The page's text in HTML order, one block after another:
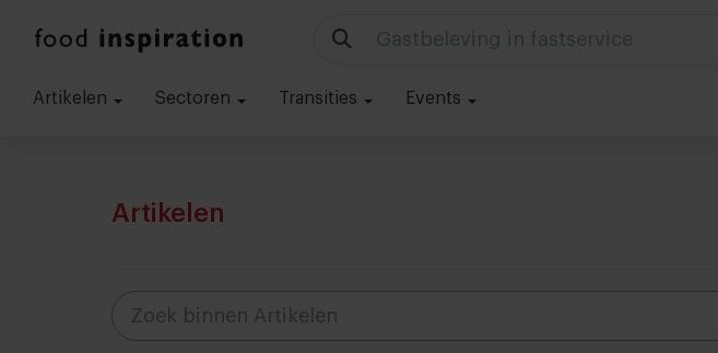
Technologie in foodservice
Artikelen Sectoren Transities Events
Artikelen